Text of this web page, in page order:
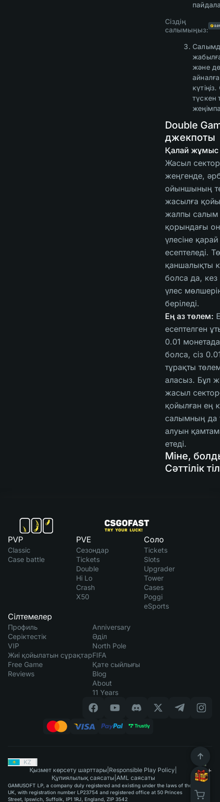
Сіздің
салымыңыз:
және
түскен
Double
джекпоты
Қалай жұмыс
Жасыл сектор
жеңгенде,
ойыншының
жасылға
жалпы салым
қорындағы
үлесіне қарай
есептеледі.
қаншалықты
болса да, кез
үлес
беріледі.
Ең аз төлем:
есептелген
0.01
болса, сіз
тұрақты
аласыз. Бұл
жасыл
қойылған ең
салымның да
алуын
етеді.
Міне,
Сәттілік
PVP
Classic
Case battle
PVE
Сезондар
Tickets
Double
Hi Lo
Crash
X50
Соло
Tickets
Slots
Upgrader
Tower
Cases
Poggi
eSports
Сілтемелер
Профиль
Серіктестік
VIP
Жиі қойылатын сұрақтар
Free Game
Reviews
Anniversary
Әділ
North Pole
FIFA
Қате сыйлығы
Blog
About
11 Years
KZ
Қызмет көрсету шарттары Responsible Play Policy
Құпиялылық саясаты AML саясаты
GAMUSOFT LP, a company duly registered and existing under the laws of the
UK, with registration number LP23754 and registered office at 50 Princes
Street, Ipswich, Suffolk, IP1 1RJ, England, ZIP 3542